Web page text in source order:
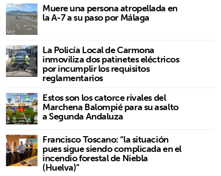
Muere una persona atropellada en
la A-7 a su paso por Málaga
La Policía Local de Carmona
inmoviliza dos patinetes eléctricos
por incumplir los requisitos
reglamentarios
Estos son los catorce rivales del
Marchena Balompié para su asalto
a Segunda Andaluza
Francisco Toscano: “la situación
pues sigue siendo complicada en el
incendio forestal de Niebla
(Huelva)”